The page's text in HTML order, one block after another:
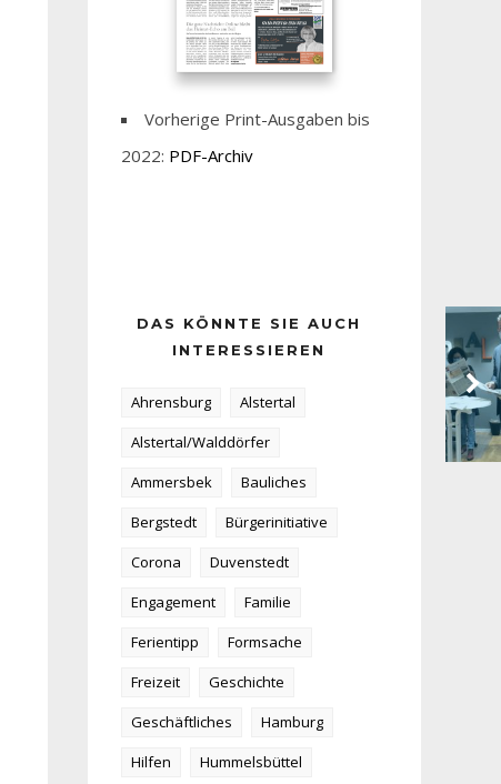
Vorherige Print-Ausgaben bis
2022: PDF-Archiv
DAS KÖNNTE SIE AUCH
INTERESSIEREN
Ahrensburg
Alstertal
Alstertal/Walddörfer
Ammersbek
Bauliches
Bergstedt
Bürgerinitiative
Corona
Duvenstedt
Engagement
Familie
Ferientipp
Formsache
Freizeit
Geschichte
Geschäftliches
Hamburg
Hilfen
Hummelsbüttel